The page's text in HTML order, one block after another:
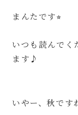
まんたです⭐︎
いつも読んでく
ます♪
いやー、秋です